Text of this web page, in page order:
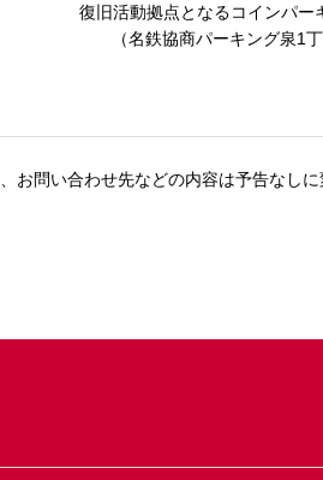
復旧活動拠点となるコインパー
（名鉄協商パーキング泉1丁
お問い合わせ先などの内容は予告なし